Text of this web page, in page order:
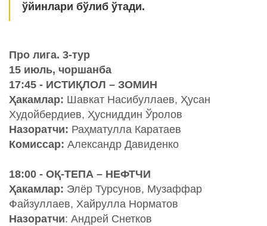
ўйинлари бўлиб ўтади.
Про лига. 3-тур
15 июль, чоршанба
17:45 - ИСТИҚЛОЛ – ЗОМИН
Ҳакамлар: Шавкат Насибуллаев, Ҳусан
Худойбердиев, Ҳусниддин Ўролов
Назоратчи: Раҳматулла Каратаев
Комиссар: Александр Давиденко
18:00 - ОҚ-ТЕПА – НЕФТЧИ
Ҳакамлар: Элёр Турсунов, Музаффар
Файзуллаев, Хайрулла Норматов
Назоратчи: Андрей Снетков